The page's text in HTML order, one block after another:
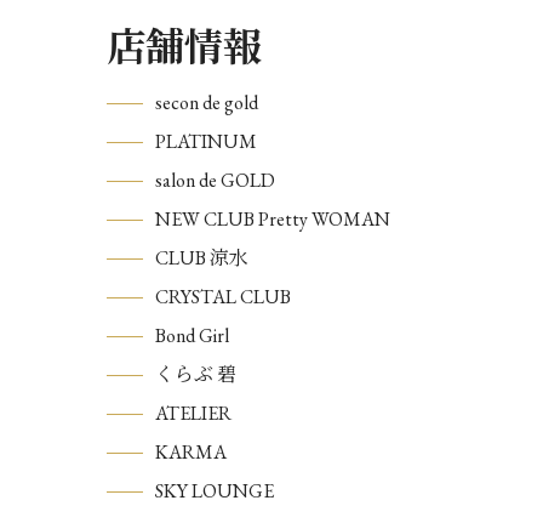
店舗情報
secon de gold
PLATINUM
salon de GOLD
NEW CLUB Pretty WOMAN
CLUB 涼水
CRYSTAL CLUB
Bond Girl
くらぶ 碧
ATELIER
KARMA
SKY LOUNGE